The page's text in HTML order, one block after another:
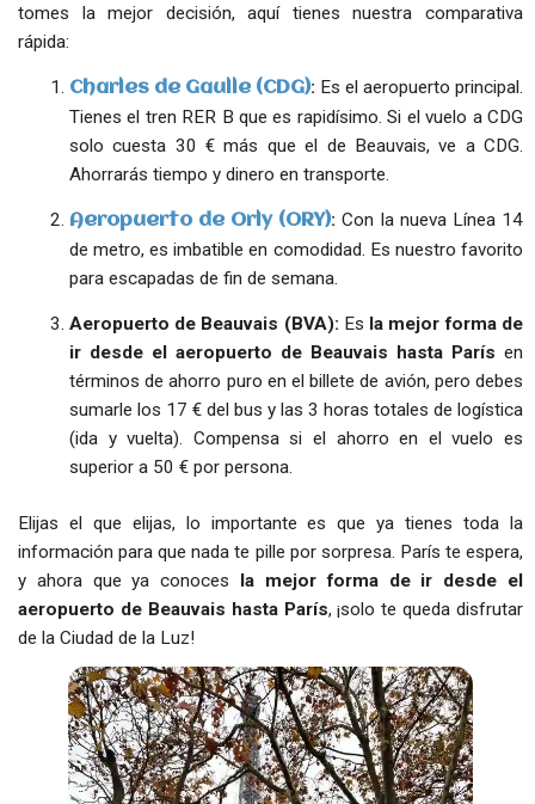
tomes la mejor decisión, aquí tienes nuestra comparativa
rápida:
Charles de Gaulle (CDG): Es el aeropuerto principal.
Tienes el tren RER B que es rapidísimo. Si el vuelo a CDG
solo cuesta 30 € más que el de Beauvais, ve a CDG.
Ahorrarás tiempo y dinero en transporte.
Aeropuerto de Orly (ORY): Con la nueva Línea 14
de metro, es imbatible en comodidad. Es nuestro favorito
para escapadas de fin de semana.
Aeropuerto de Beauvais (BVA): Es la mejor forma de
ir desde el aeropuerto de Beauvais hasta París en
términos de ahorro puro en el billete de avión, pero debes
sumarle los 17 € del bus y las 3 horas totales de logística
(ida y vuelta). Compensa si el ahorro en el vuelo es
superior a 50 € por persona.
Elijas el que elijas, lo importante es que ya tienes toda la
información para que nada te pille por sorpresa. París te espera,
y ahora que ya conoces la mejor forma de ir desde el
aeropuerto de Beauvais hasta París, ¡solo te queda disfrutar
de la Ciudad de la Luz!